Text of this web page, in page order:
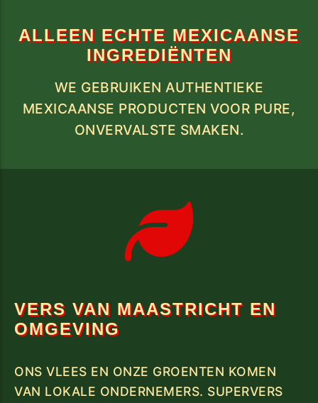
ALLEEN ECHTE MEXICAANSE
INGREDIËNTEN
WE GEBRUIKEN AUTHENTIEKE
MEXICAANSE PRODUCTEN VOOR PURE,
ONVERVALSTE SMAKEN.
VERS VAN MAASTRICHT EN
OMGEVING
ONS VLEES EN ONZE GROENTEN KOMEN
VAN LOKALE ONDERNEMERS. SUPERVERS